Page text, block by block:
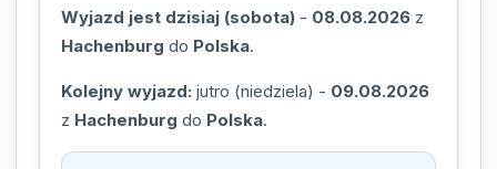
Wyjazd jest dzisiaj (sobota) - 08.08.2026 z
Hachenburg do Polska.
Kolejny wyjazd: jutro (niedziela) - 09.08.2026
z Hachenburg do Polska.